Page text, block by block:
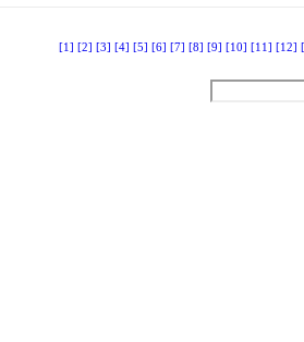
[1] [2] [3] [4] [5] [6] [7] [8] [9] [10] [11] [12]